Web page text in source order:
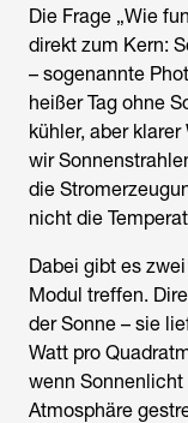
Die Frage „Wie
direkt zum Kern:
– sogenannte
heißer Tag ohne
kühler, aber
wir
die
nicht die
Dabei gibt es
Modul treffen.
der Sonne – sie
Watt pro
wenn Sonnenlicht
Atmosphäre